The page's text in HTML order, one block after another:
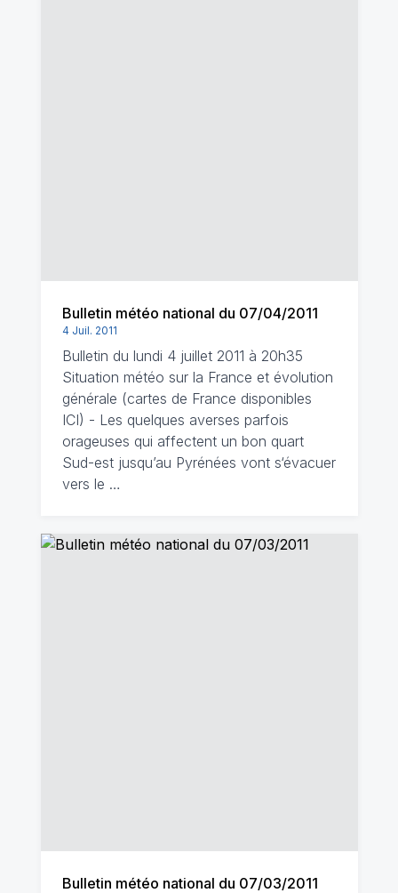
Bulletin météo national du 07/04/2011
4 Juil. 2011
Bulletin du lundi 4 juillet 2011 à 20h35
Situation météo sur la France et évolution
générale (cartes de France disponibles
ICI) - Les quelques averses parfois
orageuses qui affectent un bon quart
Sud-est jusqu’au Pyrénées vont s‘évacuer
vers le …
Bulletin météo national du 07/03/2011